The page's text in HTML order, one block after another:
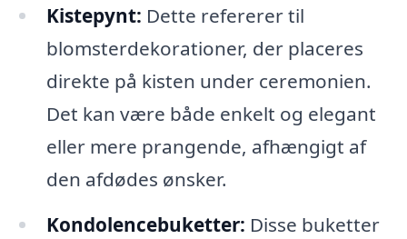
Kistepynt: Dette refererer til
blomsterdekorationer, der placeres
direkte på kisten under ceremonien.
Det kan være både enkelt og elegant
eller mere prangende, afhængigt af
den afdødes ønsker.
Kondolencebuketter: Disse buketter